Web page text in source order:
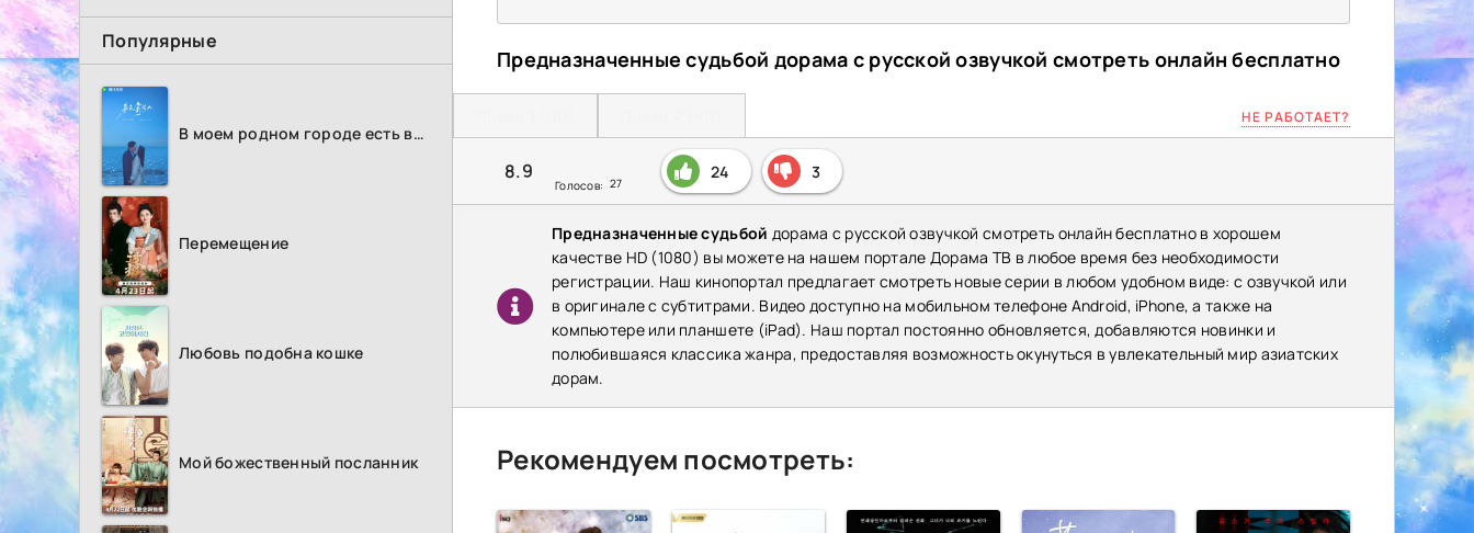
Популярные
В моем родном городе есть возлюбленный
Перемещение
Любовь подобна кошке
Мой божественный посланник
Предназначенные судьбой дорама с русской озвучкой смотреть онлайн бесплатно
НЕ РАБОТАЕТ?
8.9
Голосов: 27
24 3
Предназначенные судьбой дорама с русской озвучкой смотреть онлайн бесплатно в хорошем
качестве HD (1080) вы можете на нашем портале Дорама ТВ в любое время без необходимости
регистрации. Наш кинопортал предлагает смотреть новые серии в любом удобном виде: с озвучкой или
в оригинале с субтитрами. Видео доступно на мобильном телефоне Android, iPhone, а также на
компьютере или планшете (iPad). Наш портал постоянно обновляется, добавляются новинки и
полюбившаяся классика жанра, предоставляя возможность окунуться в увлекательный мир азиатских
дорам.
Рекомендуем посмотреть: